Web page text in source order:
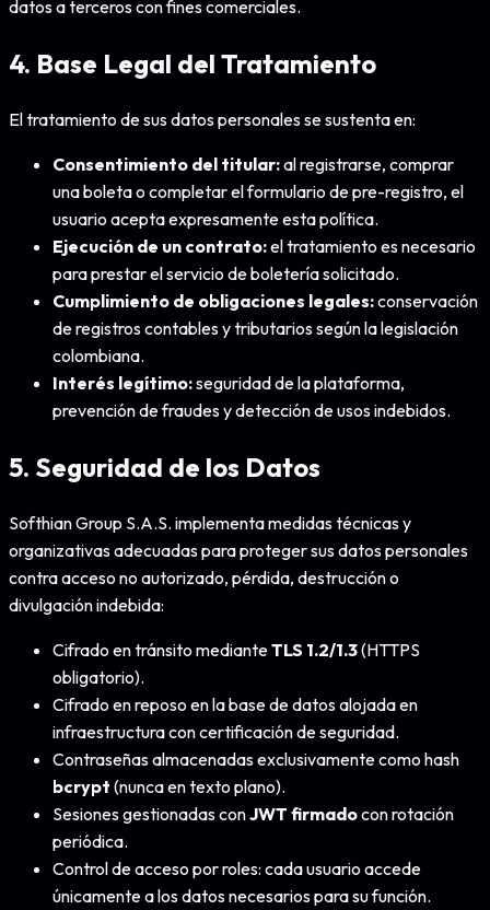
datos a terceros con fines comerciales.
4. Base Legal del Tratamiento
El tratamiento de sus datos personales se sustenta en:
Consentimiento del titular:al registrarse, comprar
una boleta o completar el formulario de pre-registro, el
usuario acepta expresamente esta política.
Ejecución de un contrato:el tratamiento es necesario
para prestar el servicio de boletería solicitado.
Cumplimiento de obligaciones legales:conservación
de registros contables y tributarios según la legislación
colombiana.
Interés legítimo:seguridad de la plataforma,
prevención de fraudes y detección de usos indebidos.
5. Seguridad de los Datos
Softhian Group S.A.S. implementa medidas técnicas y
organizativas adecuadas para proteger sus datos personales
contra acceso no autorizado, pérdida, destrucción o
divulgación indebida:
Cifrado en tránsito medianteTLS 1.2/1.3(HTTPS
obligatorio).
Cifrado en reposo en la base de datos alojada en
infraestructura con certificación de seguridad.
Contraseñas almacenadas exclusivamente como hash
bcrypt (nunca en texto plano).
Sesiones gestionadas conJWT firmadocon rotación
periódica.
Control de acceso por roles: cada usuario accede
únicamente a los datos necesarios para su función.